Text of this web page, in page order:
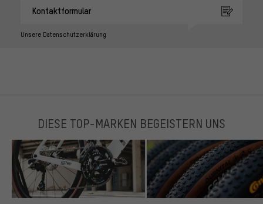
Kontaktformular
Unsere Datenschutzerklärung
DIESE TOP-MARKEN BEGEISTERN UNS